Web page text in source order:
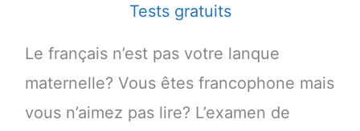
Tests gratuits
Le français n’est pas votre lanque
maternelle? Vous êtes francophone mais
vous n’aimez pas lire? L’examen de